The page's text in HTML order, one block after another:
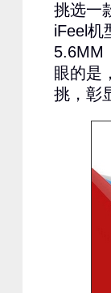
挑选一
iFeel机
5.6MM
眼的是
挑，彰